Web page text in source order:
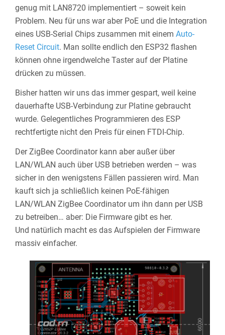
genug mit LAN8720 implementiert – soweit kein
Problem. Neu für uns war aber PoE und die Integration
eines USB-Serial Chips zusammen mit einem Auto-
Reset Circuit. Man sollte endlich den ESP32 flashen
können ohne irgendwelche Taster auf der Platine
drücken zu müssen.
Bisher hatten wir uns das immer gespart, weil keine
dauerhafte USB-Verbindung zur Platine gebraucht
wurde. Gelegentliches Programmieren des ESP
rechtfertigte nicht den Preis für einen FTDI-Chip.
Der ZigBee Coordinator kann aber außer über
LAN/WLAN auch über USB betrieben werden – was
sicher in den wenigstens Fällen passieren wird. Man
kauft sich ja schließlich keinen PoE-fähigen
LAN/WLAN ZigBee Coordinator um ihn dann per USB
zu betreiben… aber: Die Firmware gibt es her.
Und natürlich macht es das Aufspielen der Firmware
massiv einfacher.